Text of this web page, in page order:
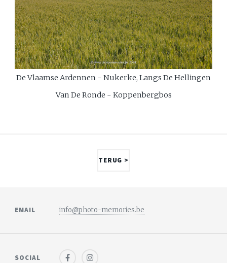
De Vlaamse Ardennen - Nukerke, Langs De Hellingen
Van De Ronde - Koppenbergbos
TERUG >
EMAIL info@photo-memories.be
SOCIAL